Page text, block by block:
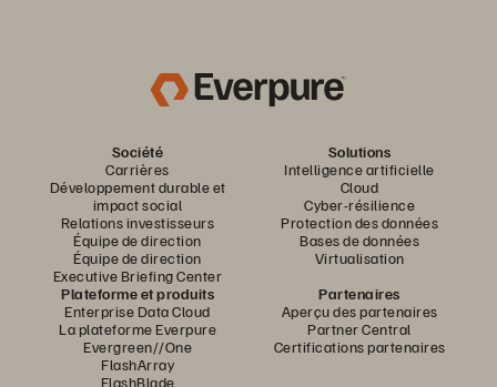
Société
Carrières
Développement durable et
impact social
Relations investisseurs
Équipe de direction
Équipe de direction
Executive Briefing Center
Solutions
Intelligence artificielle
Cloud
Cyber-résilience
Protection des données
Bases de données
Virtualisation
Plateforme et produits
Enterprise Data Cloud
La plateforme Everpure
Evergreen//One
FlashArray
FlashBlade
Partenaires
Aperçu des partenaires
Partner Central
Certifications partenaires